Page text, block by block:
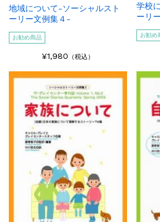
地域について-ソーシャルスト
ーリー文例集４-
お勧め商品
¥1,980 （税込）
学校
ーリ
お勧め